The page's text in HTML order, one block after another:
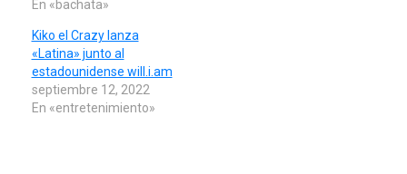
En «bachata»
Kiko el Crazy lanza
«Latina» junto al
estadounidense will.i.am
septiembre 12, 2022
En «entretenimiento»